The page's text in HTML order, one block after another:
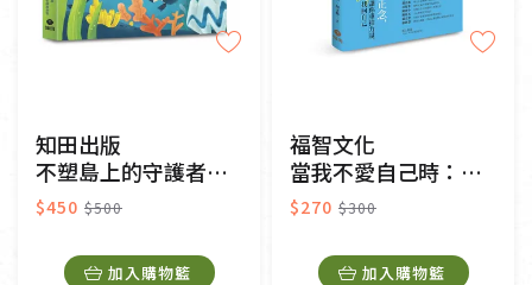
知田出版
不塑島上的守護者：大手牽小手，師生減塑GO!
$450 $500
加入購物籃
福智文化
當我不愛自己時：正念，讓你重拾力量，找回自己
$270 $300
加入購物籃